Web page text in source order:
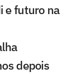
e futuro na
depois